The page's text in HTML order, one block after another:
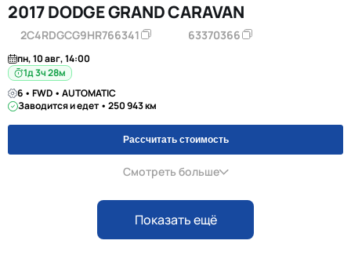
2017 DODGE GRAND CARAVAN
2C4RDGCG9HR766341 63370366
пн, 10 авг, 14:00
1д 3ч 28м
6 • FWD • AUTOMATIC
Заводится и едет • 250 943 км
Рассчитать стоимость
Смотреть больше
Показать ещё